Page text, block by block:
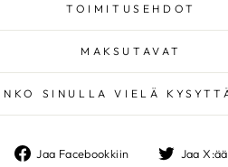
TOIMITUSEHDOT
MAKSUTAVAT
SINULLA VIELÄ
Jaa Facebookkiin
Jaa
Jaa